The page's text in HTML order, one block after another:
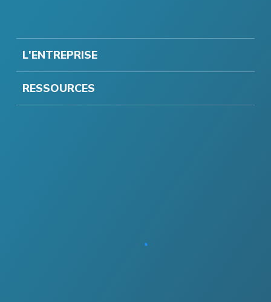
L'ENTREPRISE
RESSOURCES